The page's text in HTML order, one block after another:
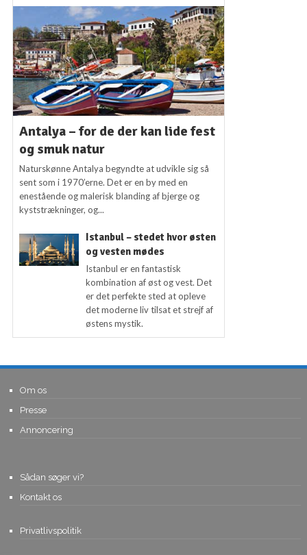
Antalya – for de der kan lide fest
og smuk natur
Naturskønne Antalya begyndte at udvikle sig så
sent som i 1970’erne. Det er en by med en
enestående og malerisk blanding af bjerge og
kyststrækninger, og...
Istanbul – stedet hvor østen
og vesten mødes
Istanbul er en fantastisk
kombination af øst og vest. Det
er det perfekte sted at opleve
det moderne liv tilsat et strejf af
østens mystik.
Om os
Presse
Annoncering
Sådan søger vi?
Kontakt os
Privatlivspolitik